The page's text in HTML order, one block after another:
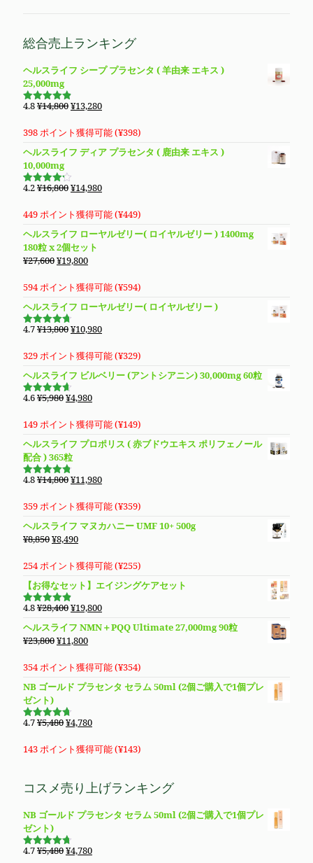
総合売上ランキング
ヘルスライフ シープ プラセンタ ( 羊由来 エキス )
25,000mg
5段階で
4.8¥14,800元
価
は
で
た。
¥13,280現
の
格
¥13,280
す。
398 ポイント獲得可能 (¥398)
ヘルスライフ ディア プラセンタ ( 鹿由来 エキス )
10,000mg
5段階で
4.2¥16,800元
価
は
¥16,800
で
た。
¥14,980現
の
格
で
す。
449 ポイント獲得可能 (¥449)
ヘルスライフ ローヤルゼリー( ロイヤルゼリー ) 1400mg
180粒 x 2個セット
¥27,600元
価
は
¥27,600
し
¥19,800現
の
は
で
594 ポイント獲得可能 (¥594)
ヘルスライフ ローヤルゼリー( ロイヤルゼリー )
5段階で
4.7¥13,800元
価
は
¥13,800
し
¥10,980現
の
格
で
329 ポイント獲得可能 (¥329)
ヘルスライフ ビルベリー (アントシアニン) 30,000mg 60粒
5段階で
4.6¥5,980元
価
は
¥5,980
で
た。
¥4,980現
の
格
¥4,980
す。
149 ポイント獲得可能 (¥149)
ヘルスライフ プロポリス ( 赤ブドウエキス ポリフェノール
配合 ) 365粒
5段階で
4.8¥14,800元
価
は
¥14,800
し
た。
¥11,980現
の
格
¥11,980
で
す。
359 ポイント獲得可能 (¥359)
ヘルスライフ マヌカハニー UMF 10+ 500g
¥8,850元
価
格
は
¥8,850
し
た。
¥8,490現
の
格
は
で
す。
254 ポイント獲得可能 (¥255)
【お得なセット】エイジングケアセット
5段階で
価
4.8¥28,400元
価
格
¥28,400
で
た。
¥19,800現
の
格
は
¥19,800
ヘルスライフ NMN＋PQQ Ultimate 27,000mg 90粒
¥23,800元
価
は
¥23,800
で
た。
¥11,800現
の
格
¥11,800
す。
354 ポイント獲得可能 (¥354)
NB ゴールド プラセンタ セラム 50ml (2個ご購入で1個プレ
ゼント)
5段階で
4.7¥5,480元
価
¥5,480
し
¥4,780現
の
は
で
143 ポイント獲得可能 (¥143)
コスメ売り上げランキング
NB ゴールド プラセンタ セラム 50ml (2個ご購入で1個プレ
ゼント)
5段階で
4.7¥5,480元
¥4,780現